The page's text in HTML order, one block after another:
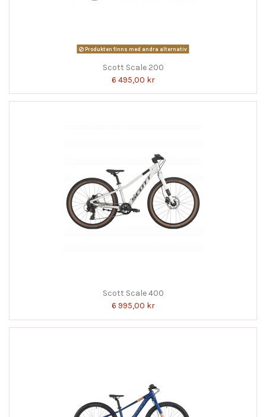
Produkten finns med andra alternativ
Scott Scale 200
6 495,00 kr
Scott Scale 400
6 995,00 kr